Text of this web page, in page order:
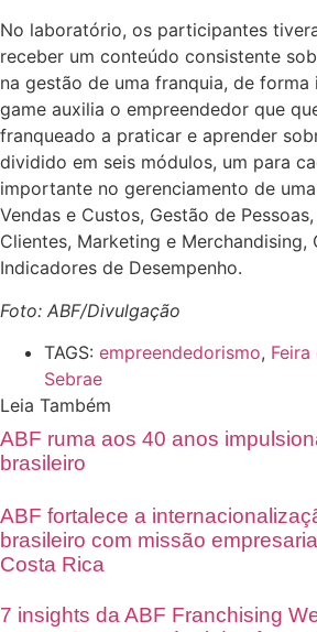
No laboratório, os participantes
receber um conteúdo consistente
na gestão de uma franquia, de
game auxilia o empreendedor que
franqueado a praticar e aprender
dividido em seis módulos, um para
importante no gerenciamento de
Vendas e Custos, Gestão de
Clientes, Marketing e Merchandising,
Indicadores de Desempenho.
Foto: ABF/Divulgação
TAGS: empreendedorismo,
Sebrae
Leia Também
ABF ruma aos 40 anos
brasileiro
ABF fortalece a
brasileiro com missão
Costa Rica
7 insights da ABF Franchising